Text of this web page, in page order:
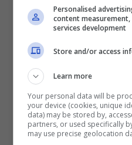
In particolare, lo studio
analizzare un campione di
sono stati sottoposti a
dopo sei anni è emerso
punteggi si è verificata in
soggetti che
Nello specifico, l’analisi
fatto che coloro che
Personalised
content measurement,
services development
Store and/or access
Learn more
Your personal data will be
your device (cookies, unique
data) may be stored by,
partners, or used specifically
may use precise geolocation